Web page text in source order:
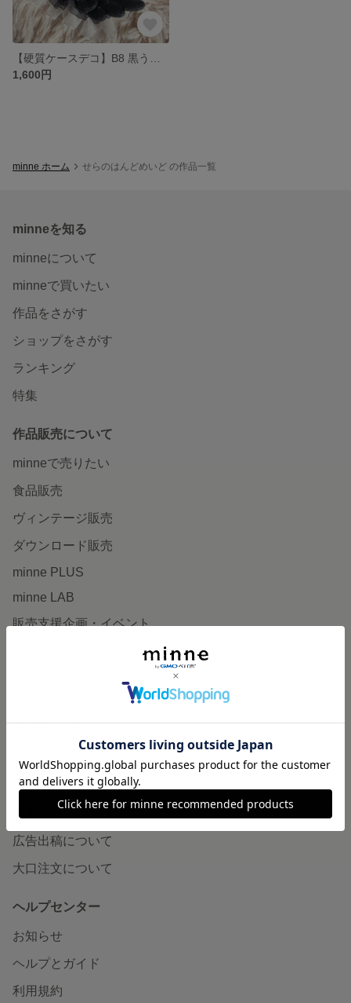
1,600円
minne ホーム せらのはんどめいど の作品一覧
minneを知る
minneについて
minneで買いたい
作品をさがす
ショップをさがす
ランキング
特集
作品販売について
minneで売りたい
食品販売
ヴィンテージ販売
ダウンロード販売
minne PLUS
minne LAB
販売支援企画・イベント
minneとものづくりと
minneの本
企業の方へ
広告出稿について
大口注文について
ヘルプセンター
お知らせ
ヘルプとガイド
利用規約